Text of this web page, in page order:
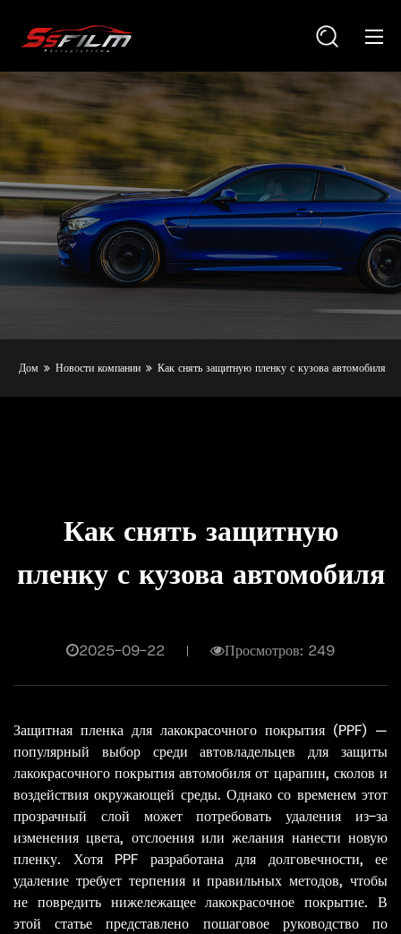
Дом Новости компании Как снять защитную пленку с кузова автомобиля
Как снять защитную
пленку с кузова автомобиля
2025-09-22 Просмотров: 249
Защитная пленка для лакокрасочного покрытия (PPF) —
популярный выбор среди автовладельцев для защиты
лакокрасочного покрытия автомобиля от царапин, сколов и
воздействия окружающей среды. Однако со временем этот
прозрачный слой может потребовать удаления из-за
изменения цвета, отслоения или желания нанести новую
пленку. Хотя PPF разработана для долговечности, ее
удаление требует терпения и правильных методов, чтобы
не повредить нижележащее лакокрасочное покрытие. В
этой статье представлено пошаговое руководство по